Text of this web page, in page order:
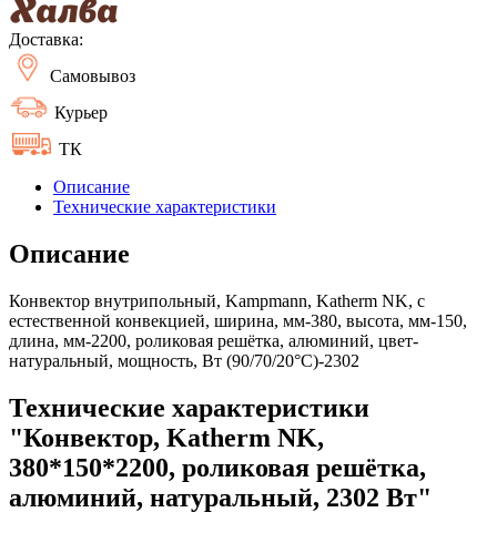
Доставка:
Самовывоз
Курьер
ТК
Описание
Технические характеристики
Описание
Конвектор внутрипольный, Kampmann, Katherm NK, с
естественной конвекцией, ширина, мм-380, высота, мм-150,
длина, мм-2200, роликовая решётка, алюминий, цвет-
натуральный, мощность, Вт (90/70/20°C)-2302
Технические характеристики
"Конвектор, Katherm NK,
380*150*2200, роликовая решётка,
алюминий, натуральный, 2302 Вт"